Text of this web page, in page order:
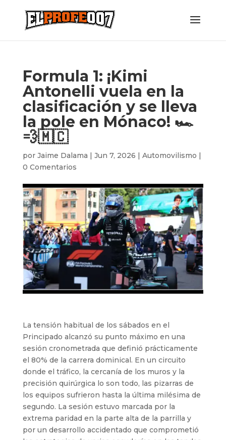
Formula 1: ¡Kimi
Antonelli vuela en la
clasificación y se lleva
la pole en Mónaco! 🏎️
💨🇲🇨
por Jaime Dalama | Jun 7, 2026 | Automovilismo |
0 Comentarios
La tensión habitual de los sábados en el
Principado alcanzó su punto máximo en una
sesión cronometrada que definió prácticamente
el 80% de la carrera dominical. En un circuito
donde el tráfico, la cercanía de los muros y la
precisión quirúrgica lo son todo, las pizarras de
los equipos sufrieron hasta la última milésima de
segundo. La sesión estuvo marcada por la
extrema paridad en la parte alta de la parrilla y
por un desarrollo accidentado que comprometió